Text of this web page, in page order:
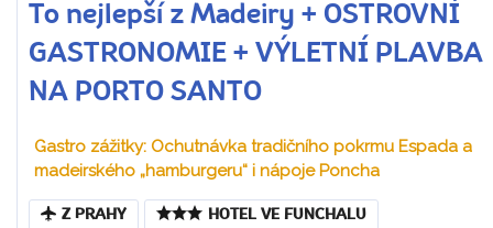
To nejlepší z Madeiry + OSTROVNÍ
GASTRONOMIE + VÝLETNÍ PLAVBA
NA PORTO SANTO
Gastro zážitky: Ochutnávka tradičního pokrmu Espada a
madeirského „hamburgeru“ i nápoje Poncha
Z PRAHY HOTEL VE FUNCHALU